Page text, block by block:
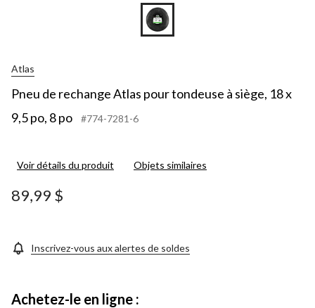
Atlas
Pneu de rechange Atlas pour tondeuse à siège, 18 x
9,5 po, 8 po
#774-7281-6
Voir détails du produit Objets similaires
89,99 $
Inscrivez-vous aux alertes de soldes
Achetez-le en ligne :